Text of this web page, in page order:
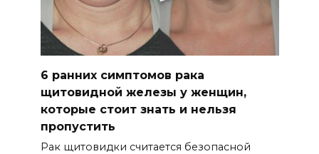
6 ранних симптомов рака
щитовидной железы у женщин,
которые стоит знать и нельзя
пропустить
Рак щитовидки считается безопасной